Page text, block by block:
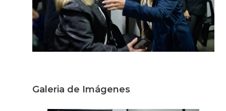
Galeria de Imágenes